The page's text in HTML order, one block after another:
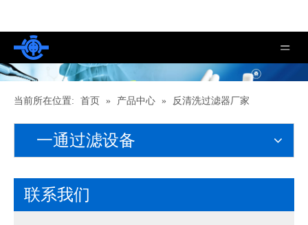
当前所在位置: 首页 » 产品中心 » 反清洗过滤器厂家
一通过滤设备
联系我们